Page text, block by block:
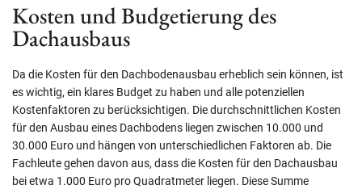
Kosten und Budgetierung des
Dachausbaus
Da die Kosten für den Dachbodenausbau erheblich sein können, ist
es wichtig, ein klares Budget zu haben und alle potenziellen
Kostenfaktoren zu berücksichtigen. Die durchschnittlichen Kosten
für den Ausbau eines Dachbodens liegen zwischen 10.000 und
30.000 Euro und hängen von unterschiedlichen Faktoren ab. Die
Fachleute gehen davon aus, dass die Kosten für den Dachausbau
bei etwa 1.000 Euro pro Quadratmeter liegen. Diese Summe